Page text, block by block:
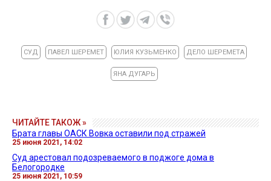
СУД ПАВЕЛ ШЕРЕМЕТ ЮЛИЯ КУЗЬМЕНКО ДЕЛО ШЕРЕМЕТА
ЯНА ДУГАРЬ
ЧИТАЙТЕ ТАКОЖ »
Брата главы ОАСК Вовка оставили под стражей
25 июня 2021, 14:02
Суд арестовал подозреваемого в поджоге дома в
Белогородке
25 июня 2021, 10:59